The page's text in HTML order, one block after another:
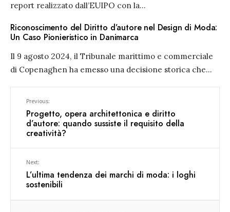
report realizzato dall’EUIPO con la...
Riconoscimento del Diritto d’autore nel Design di Moda:
Un Caso Pionieristico in Danimarca
Il 9 agosto 2024, il Tribunale marittimo e commerciale
di Copenaghen ha emesso una decisione storica che...
Previous:
Progetto, opera architettonica e diritto
d’autore: quando sussiste il requisito della
creatività?
Next:
L’ultima tendenza dei marchi di moda: i loghi
sostenibili